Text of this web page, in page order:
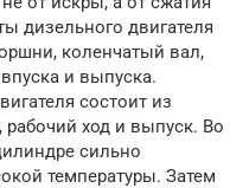
дизельного двигателя
коленчатый вал,
и выпуска.
состоит из
рабочий ход и выпуск. Во
сильно
температуры. Затем